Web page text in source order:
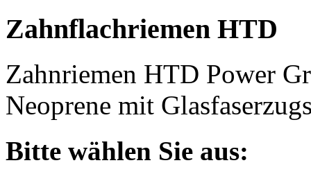
Zahnflachriemen HTD
Zahnriemen HTD Power
Neoprene mit
Bitte wählen Sie aus: